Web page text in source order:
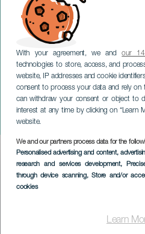
With your agreement, we andour
technologies to store, access, and
website, IP addresses and cookie
consent to process your data and rely on
can withdraw your consent or object to
interest at any time by clicking on “Learn
website.
We and our partners process data for the
Personalised advertising and content,
research and services development,
through device scanning, Store and/or
cookies
Learn
Roxana Amed
Festival
Canarias Jazz
GRAN CANARIA
Imagen
Listado